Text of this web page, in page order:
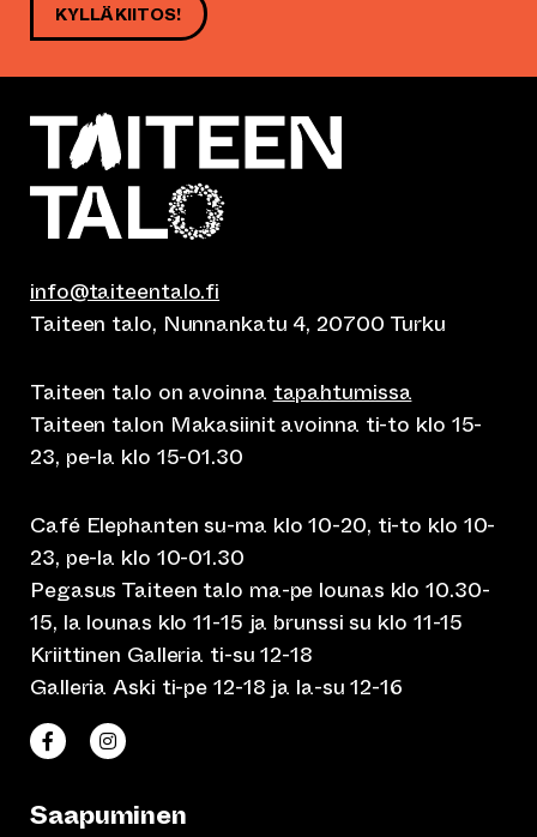
KYLLÄ KIITOS!
info@taiteentalo.fi
Taiteen talo, Nunnankatu 4, 20700 Turku
Taiteen talo on avoinna tapahtumissa
Taiteen talon Makasiinit avoinna ti-to klo 15-
23, pe-la klo 15-01.30
Café Elephanten su-ma klo 10-20, ti-to klo 10-
23, pe-la klo 10-01.30
Pegasus Taiteen talo ma-pe lounas klo 10.30-
15, la lounas klo 11-15 ja brunssi su klo 11-15
Kriittinen Galleria ti-su 12-18
Galleria Aski ti-pe 12-18 ja la-su 12-16
Taiteen talo Facebookissa
(siirtyy toiseen verkkopalveluun)
Taiteen talo Instagramissa
(siirtyy toiseen verkkopalveluun)
Saapuminen